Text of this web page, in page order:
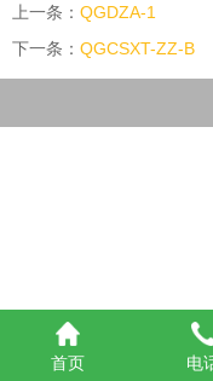
上一条： QGDZA-1
下一条： QGCSXT-ZZ-B
首页 电